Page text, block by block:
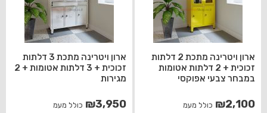
ארון ויטרינה מתכת 2 דלתות
זכוכית + 2 דלתות אטומות
במבחר צבעי אפוקסי
₪2,100 כולל מעמ
ארון ויטרינה מתכת 3 דלתות
זכוכית + 3 דלתות אטומות + 2
מגירות
₪3,950 כולל מעמ